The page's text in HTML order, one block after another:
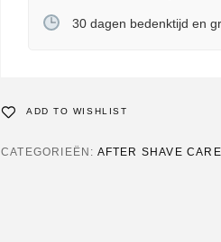
30 dagen bedenktijd en
ADD TO WISHLIST
CATEGORIEËN: AFTER SHAVE